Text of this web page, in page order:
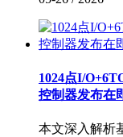
1024点I/
控制器发布在
本文深入解析